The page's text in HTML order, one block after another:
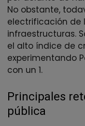
No obstante,
electrificación de
infraestructuras.
el alto índice de
experimentando
con un 1.
Principales
pública